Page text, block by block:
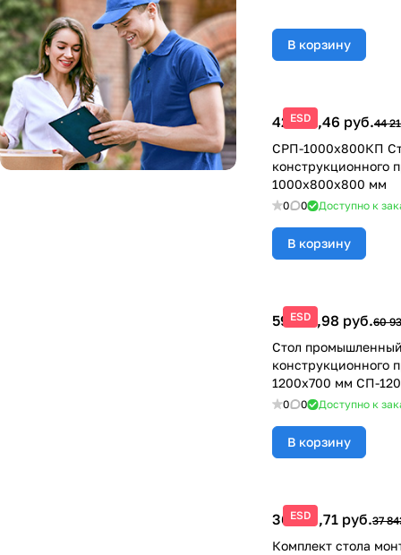
В корзину
ESD
42 891,46 руб.44
СРП-1000х800КП
конструкционного
1000х800х800 мм
0 0 Доступно к
В корзину
ESD
59 105,98 руб.60
Стол
конструкционного
1200х700 мм СП-
0 0 Доступно к
В корзину
ESD
36 707,71 руб.37
Комплект стола